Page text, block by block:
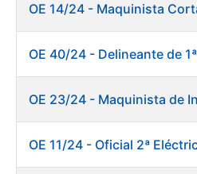
OE 40/24 - Delineante de 1ª